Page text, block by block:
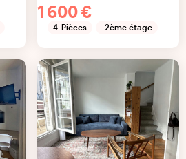
1 600 €
4 Pièces 2ème étage